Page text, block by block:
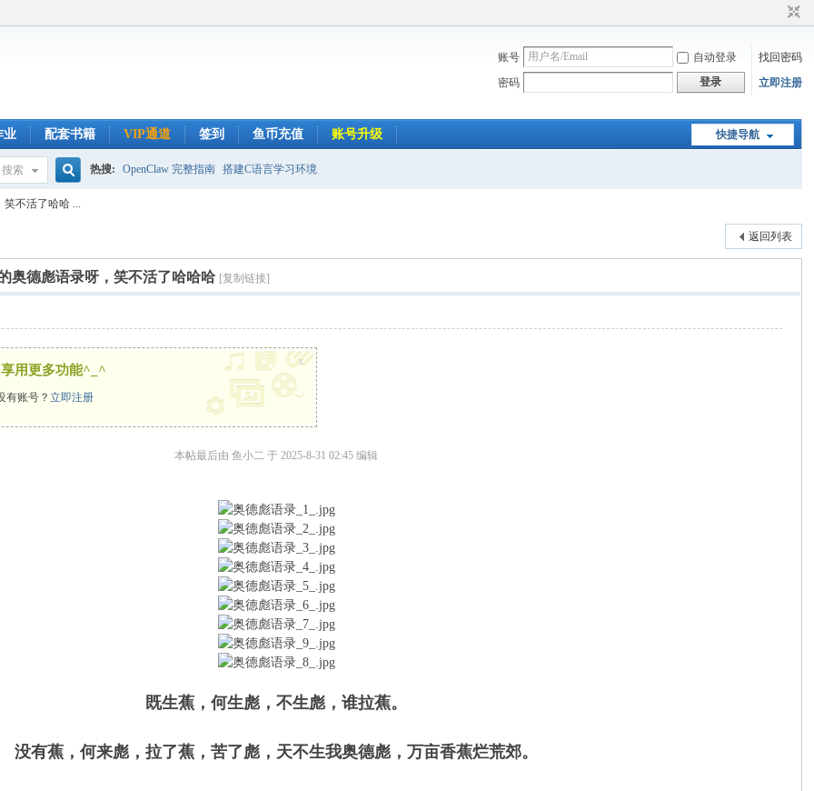
账号 自动登录
找回密码
密码
登录 立即注册
快捷导航
业 配套书籍 VIP通道 签到 鱼币充值 账号升级
搜索
搜
索
热搜: OpenClaw 完整指南 搭建C语言学习环境
笑不活了哈哈 ...
返回列表
奥德彪语录呀，笑不活了哈哈哈 [复制链接]
用更多功能^_^
有账号？立即注册
x
本帖最后由 鱼小二 于 2025-8-31 02:45 编辑
既生蕉，何生彪，不生彪，谁拉蕉。
没有蕉，何来彪，拉了蕉，苦了彪，天不生我奥德彪，万亩香蕉烂荒郊。